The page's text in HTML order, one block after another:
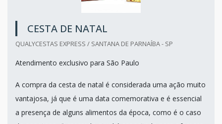
CESTA DE NATAL
QUALYCESTAS EXPRESS / SANTANA DE PARNAÍBA - SP
Atendimento exclusivo para São Paulo
A compra da cesta de natal é considerada uma ação muito
vantajosa, já que é uma data comemorativa e é essencial
a presença de alguns alimentos da época, como é o caso